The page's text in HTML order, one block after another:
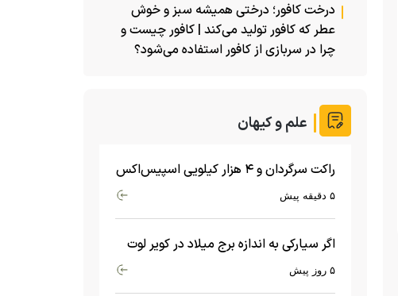
درخت کافور؛ درختی همیشه سبز و خوش
عطر که کافور تولید می‌کند | کافور چیست و
چرا در سربازی از کافور استفاده می‌شود؟
علم و کیهان
راکت سرگردان و ۴ هزار کیلویی اسپیس‌اکس
۵ دقیقه پیش
اگر سیارکی به اندازه برج میلاد در کویر لوت
سقوط کند، چه اتفاقی می‌افتد؟
۵ روز پیش